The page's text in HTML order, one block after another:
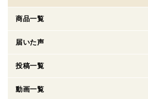
商品一覧
届いた声
投稿一覧
動画一覧